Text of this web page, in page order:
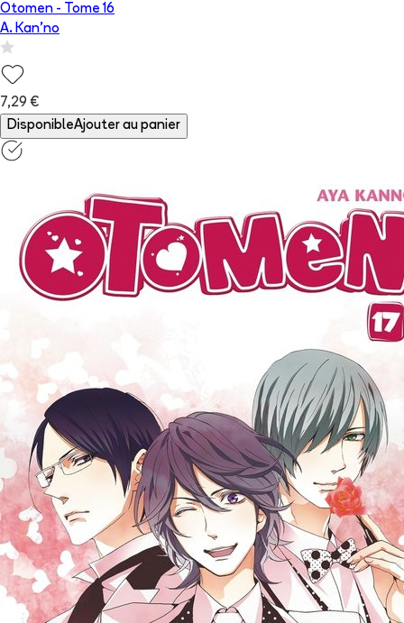
Otomen - Tome 16
A. Kan'no
7,29 €
DisponibleAjouter au panier